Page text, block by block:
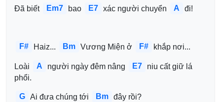
Đã biết Em7 bao E7 xác người chuyển A đi!
F# Haiz... Bm Vương Miện ở F# khắp nơi...
Loài A người ngày đêm nâng E7
niu cất giữ lá
phổi.
G Ai đưa chúng tới Bm đây rồi?